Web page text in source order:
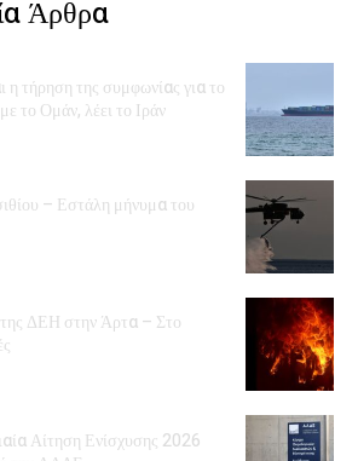
Άρθρα
τήρηση της συμφωνίας για το
το Ομάν, λέει το Ιράν
– Εστάλη μήνυμα του
ΔΕΗ στην Άρτα – Στο
Αίτηση Ενίσχυσης 2026